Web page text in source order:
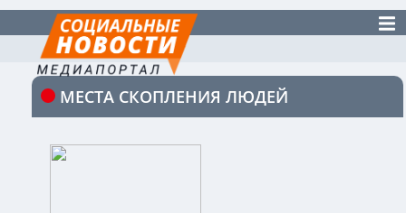
МЕСТА СКОПЛЕНИЯ ЛЮДЕЙ